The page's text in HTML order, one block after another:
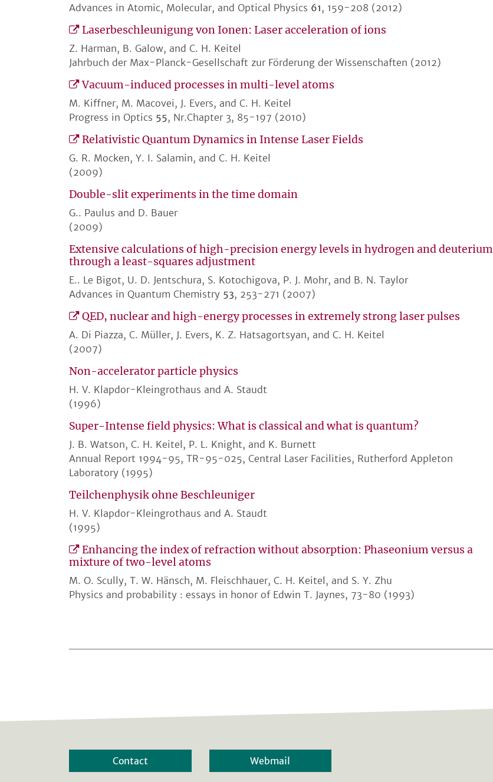
Advances in Atomic, Molecular, and Optical Physics 61, 159-208 (2012)
Laserbeschleunigung von Ionen: Laser acceleration of ions
Z. Harman, B. Galow, and C. H. Keitel
Jahrbuch der Max-Planck-Gesellschaft zur Förderung der Wissenschaften (2012)
Vacuum-induced processes in multi-level atoms
M. Kiffner, M. Macovei, J. Evers, and C. H. Keitel
Progress in Optics 55, Nr.Chapter 3, 85-197 (2010)
Relativistic Quantum Dynamics in Intense Laser Fields
G. R. Mocken, Y. I. Salamin, and C. H. Keitel
(2009)
Double-slit experiments in the time domain
G.. Paulus and D. Bauer
(2009)
Extensive calculations of high-precision energy levels in hydrogen and deuterium
through a least-squares adjustment
E.. Le Bigot, U. D. Jentschura, S. Kotochigova, P. J. Mohr, and B. N. Taylor
Advances in Quantum Chemistry 53, 253-271 (2007)
QED, nuclear and high-energy processes in extremely strong laser pulses
A. Di Piazza, C. Müller, J. Evers, K. Z. Hatsagortsyan, and C. H. Keitel
(2007)
Non-accelerator particle physics
H. V. Klapdor-Kleingrothaus and A. Staudt
(1996)
Super-Intense field physics: What is classical and what is quantum?
J. B. Watson, C. H. Keitel, P. L. Knight, and K. Burnett
Annual Report 1994-95, TR-95-025, Central Laser Facilities, Rutherford Appleton
Laboratory (1995)
Teilchenphysik ohne Beschleuniger
H. V. Klapdor-Kleingrothaus and A. Staudt
(1995)
Enhancing the index of refraction without absorption: Phaseonium versus a
mixture of two-level atoms
M. O. Scully, T. W. Hänsch, M. Fleischhauer, C. H. Keitel, and S. Y. Zhu
Physics and probability : essays in honor of Edwin T. Jaynes, 73-80 (1993)
Contact Webmail